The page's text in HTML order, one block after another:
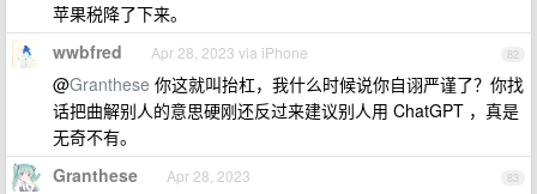
苹果税降了下来。
82
wwbfred Apr 28, 2023 via iPhone
@Granthese 你这就叫抬杠，我什么时候说你自诩严谨了？你找
话把曲解别人的意思硬刚还反过来建议别人用 ChatGPT ，真是
无奇不有。
83
Granthese Apr 28, 2023